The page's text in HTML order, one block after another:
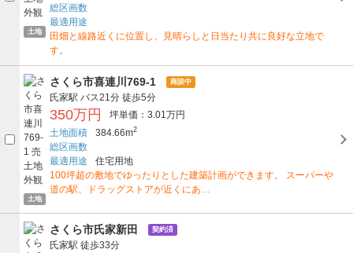
土地
総区画数
最適用途
田畑と線路近くに位置し、見晴らしと日当たり共に良好な立地で
す。
土地
さくら市喜連川769-1 商談中
氏家駅 バス21分 徒歩5分
350万円
坪単価：3.01万円
土地面積
384.66m2
総区画数
最適用途
住宅用地
100坪超の敷地でゆったりとした建築計画ができます。 スーパーや
道の駅、ドラッグストアが近くにあ…
さくら市氏家新田 契約済
氏家駅 徒歩33分